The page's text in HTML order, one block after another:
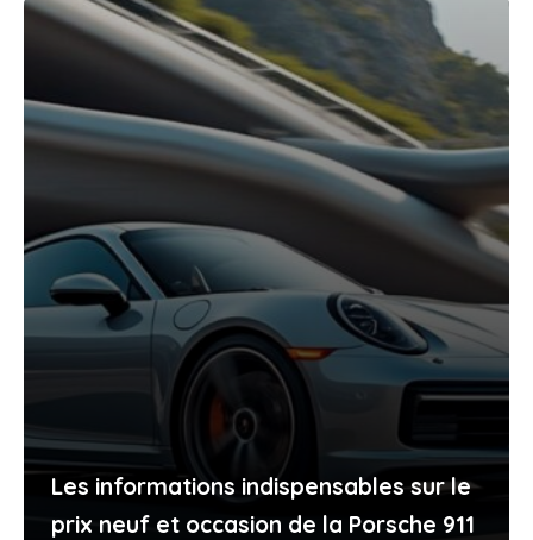
Les informations indispensables sur le
prix neuf et occasion de la Porsche 911